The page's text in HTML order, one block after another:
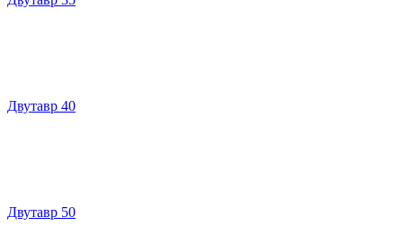
Двутавр 40
Двутавр 50